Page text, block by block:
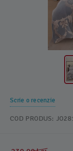
Scrie o recenzie
COD PRODUS: